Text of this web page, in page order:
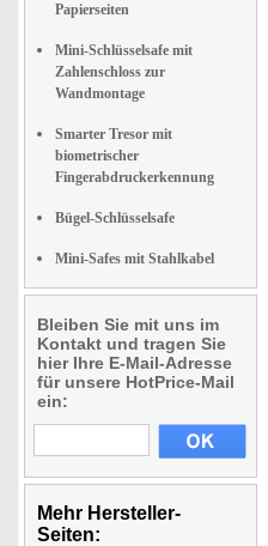
Papierseiten
Mini-Schlüsselsafe mit
Zahlenschloss zur
Wandmontage
Smarter Tresor mit
biometrischer
Fingerabdruckerkennung
Bügel-Schlüsselsafe
Mini-Safes mit Stahlkabel
Bleiben Sie mit uns im
Kontakt und tragen Sie
hier Ihre E-Mail-Adresse
für unsere HotPrice-Mail
ein:
Mehr Hersteller-
Seiten: